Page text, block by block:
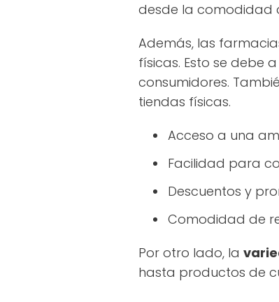
desde la comodidad
Además, las
físicas. Esto se debe
consumidores.
tiendas físicas.
Acceso a una
Facilidad para
Descuentos y
Comodidad de
Por otro lado, la
hasta productos de